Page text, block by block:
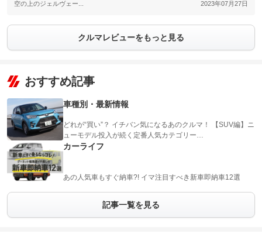
空の上のジェルヴェー... 2023年07月27日
クルマレビューをもっと見る
おすすめ記事
車種別・最新情報
どれが“買い”？ イチバン気になるあのクルマ！ 【SUV編】ニ
ューモデル投入が続く定番人気カテゴリー…
カーライフ
あの人気車もすぐ納車?! イマ注目すべき新車即納車12選
記事一覧を見る